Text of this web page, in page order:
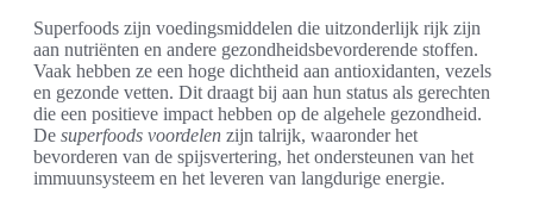
Superfoods zijn voedingsmiddelen die uitzonderlijk rijk zijn
aan nutriënten en andere gezondheidsbevorderende stoffen.
Vaak hebben ze een hoge dichtheid aan antioxidanten, vezels
en gezonde vetten. Dit draagt bij aan hun status als gerechten
die een positieve impact hebben op de algehele gezondheid.
De superfoods voordelen zijn talrijk, waaronder het
bevorderen van de spijsvertering, het ondersteunen van het
immuunsysteem en het leveren van langdurige energie.